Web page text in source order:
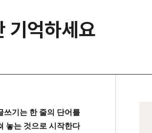
기억하세요
쓰기는 한 줄의 단어를
놓는 것으로 시작한다